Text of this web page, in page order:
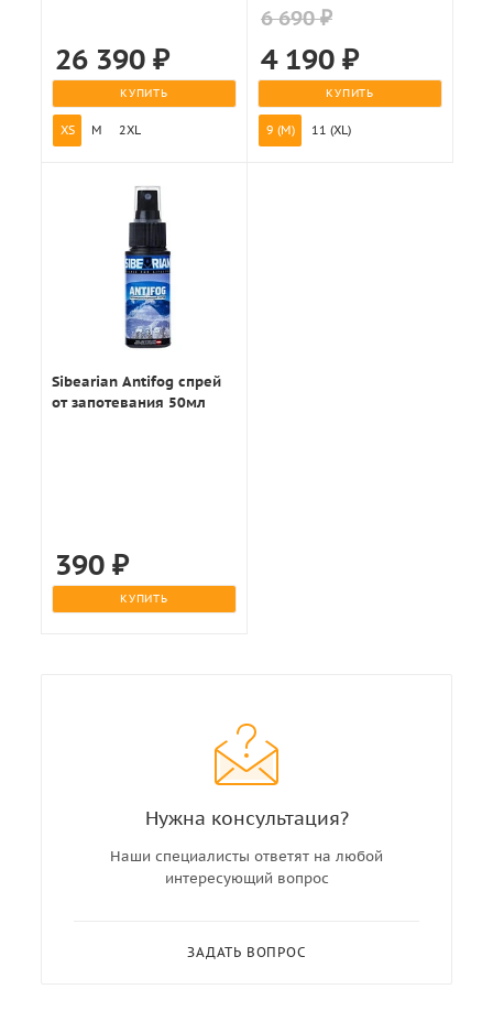
26 390₽
КУПИТЬ
XS M 2XL
6 690 ₽
4 190 ₽
КУПИТЬ
9 (M) 11 (XL)
Sibearian Antifog спрей
от запотевания 50мл
390₽
КУПИТЬ
Нужна консультация?
Наши специалисты ответят на любой
интересующий вопрос
ЗАДАТЬ ВОПРОС